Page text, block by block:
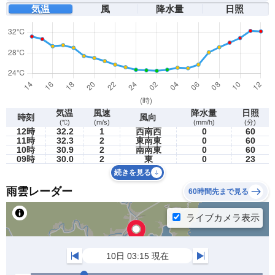
気温 風 降水量 日照
時刻 気温
(℃)
風速
(m/s) 風向 降水量
(mm/h)
日照
(分)
12時 32.2 1 西南西 0
60
11時
32.3 2 東南東 0
60
10時
30.9 2 南南東 0
60
09時
30.0 2 東 0 23
続きを見る
雨雲レーダー 60時間先まで見る